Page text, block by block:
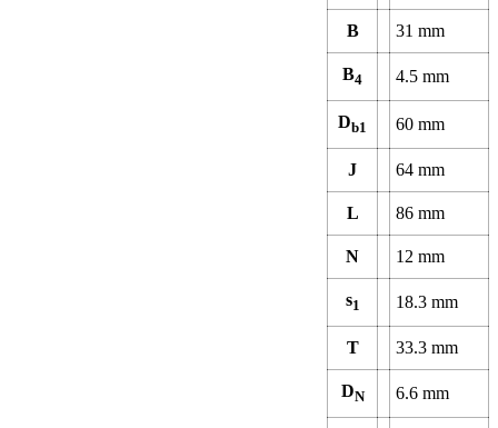
B 31 mm
B4 4.5 mm
Db1 60 mm
J 64 mm
L 86 mm
N 12 mm
s1 18.3 mm
T 33.3 mm
DN 6.6 mm